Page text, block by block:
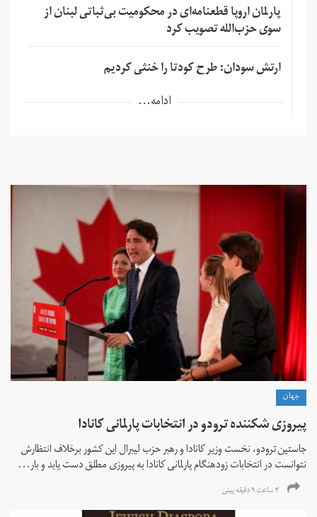
پارلمان اروپا قطعنامه‌ای در محکومیت بی‌ثباتی لبنان از
سوی حزب‌الله تصویب کرد
ارتش سودان: طرح کودتا را خنثی کردیم
ادامه...
جهان
پیروزی شکننده ترودو در انتخابات پارلمانی کانادا
جاستین ترودو، نخست وزیر کانادا و رهبر حزب لیبرال این کشور برخلاف انتظارش
نتوانست در انتخابات زود‌هنگام پارلمانی کانادا به پیروزی مطلق دست یابد و بار...
۴ ساعت ۹ دقیقه پیش